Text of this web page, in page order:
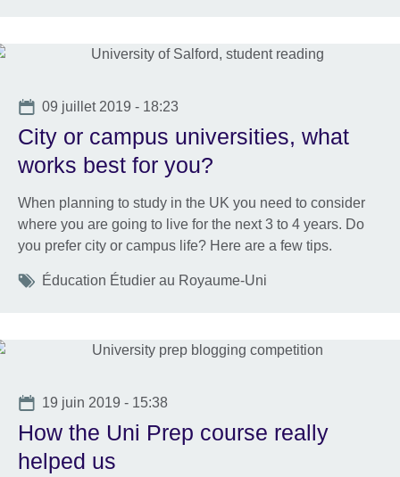
Date
09 juillet 2019 - 18:23
City or campus universities, what
works best for you?
When planning to study in the UK you need to consider
where you are going to live for the next 3 to 4 years. Do
you prefer city or campus life? Here are a few tips.
Tags
Éducation Étudier au Royaume-Uni
Date
19 juin 2019 - 15:38
How the Uni Prep course really
helped us